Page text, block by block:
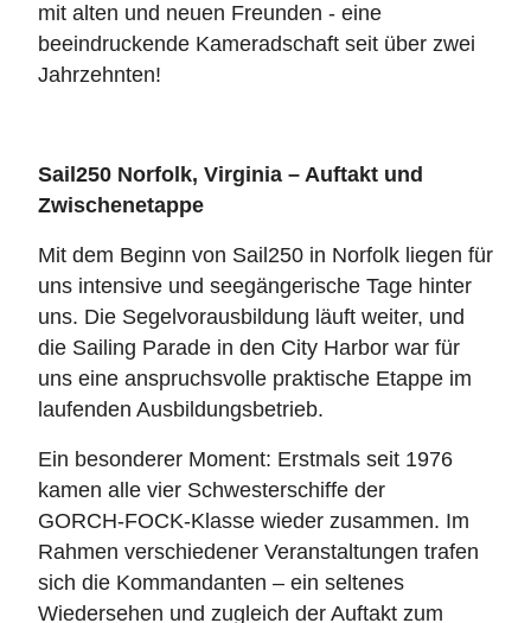
mit alten und neuen Freunden - eine
beeindruckende Kameradschaft seit über zwei
Jahrzehnten!
Sail250 Norfolk, Virginia – Auftakt und
Zwischenetappe
Mit dem Beginn von Sail250 in Norfolk liegen für
uns intensive und seegängerische Tage hinter
uns. Die Segelvorausbildung läuft weiter, und
die Sailing Parade in den City Harbor war für
uns eine anspruchsvolle praktische Etappe im
laufenden Ausbildungsbetrieb.
Ein besonderer Moment: Erstmals seit 1976
kamen alle vier Schwesterschiffe der
GORCH‑FOCK‑Klasse wieder zusammen. Im
Rahmen verschiedener Veranstaltungen trafen
sich die Kommandanten – ein seltenes
Wiedersehen und zugleich der Auftakt zum